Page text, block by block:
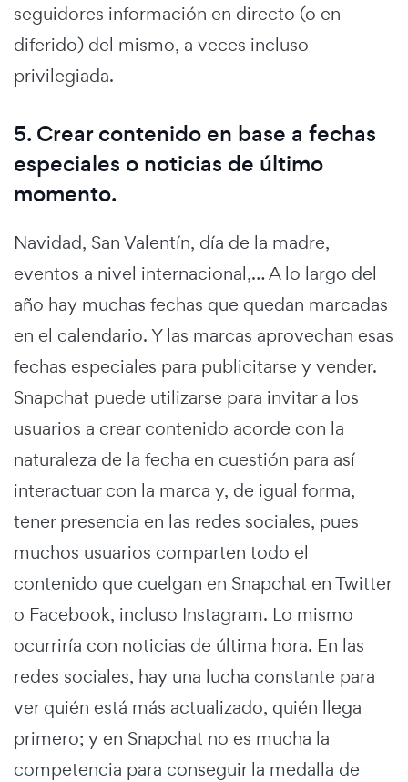
seguidores información en directo (o en
diferido) del mismo, a veces incluso
privilegiada.
5. Crear contenido en base a fechas
especiales o noticias de último
momento.
Navidad, San Valentín, día de la madre,
eventos a nivel internacional,… A lo largo del
año hay muchas fechas que quedan marcadas
en el calendario. Y las marcas aprovechan esas
fechas especiales para publicitarse y vender.
Snapchat puede utilizarse para invitar a los
usuarios a crear contenido acorde con la
naturaleza de la fecha en cuestión para así
interactuar con la marca y, de igual forma,
tener presencia en las redes sociales, pues
muchos usuarios comparten todo el
contenido que cuelgan en Snapchat en Twitter
o Facebook, incluso Instagram. Lo mismo
ocurriría con noticias de última hora. En las
redes sociales, hay una lucha constante para
ver quién está más actualizado, quién llega
primero; y en Snapchat no es mucha la
competencia para conseguir la medalla de